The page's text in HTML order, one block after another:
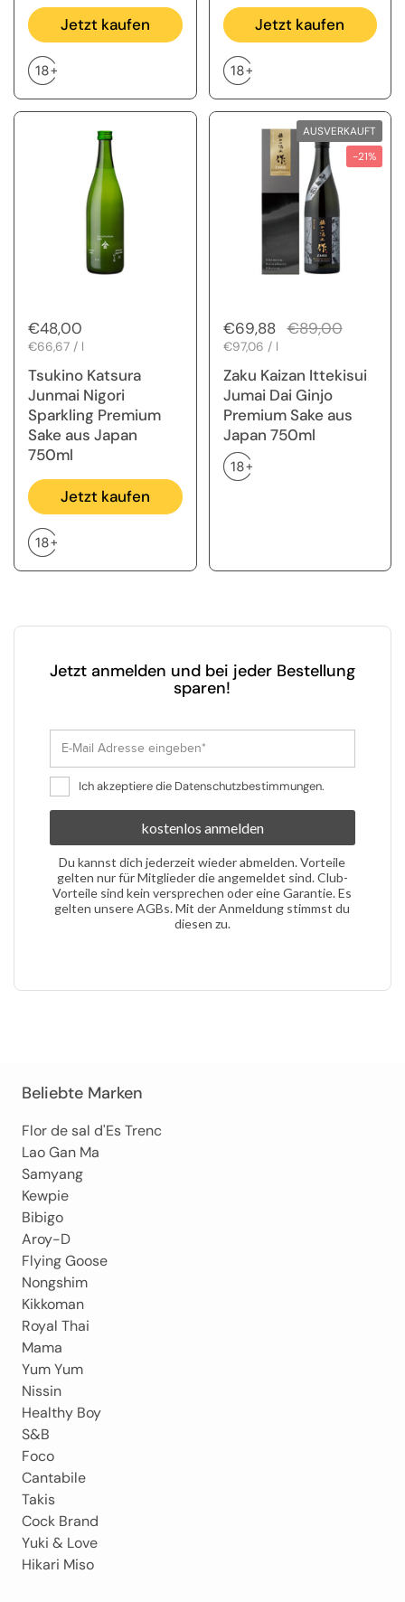
Jetzt kaufen Jetzt kaufen
Regulärer Preis
€48,00
Stückpreis
€66,67 / l
Tsukino Katsura
Junmai Nigori
Sparkling Premium
Sake aus Japan
750ml
Jetzt kaufen
Regulärer Preis
€69,88 Sale-Preis
€89,00
Stückpreis
€97,06 / l
Zaku Kaizan Ittekisui
Jumai Dai Ginjo
Premium Sake aus
Japan 750ml
AUSVERKAUFT
-21%
Jetzt anmelden und bei jeder Bestellung
sparen!
Ich akzeptiere die Datenschutzbestimmungen.
kostenlos anmelden
Du kannstdich jederzeit wieder abmelden.Vorteile
gelten nur fürMitgliederdieangemeldet sind.Club-
Vorteile sind kein versprechen oder eine Garantie. Es
gelten unsere AGBs.Mit derAnmeldung stimmst du
diesen zu.
Beliebte Marken
Flor de sal d'Es Trenc
Lao Gan Ma
Samyang
Kewpie
Bibigo
Aroy-D
Flying Goose
Nongshim
Kikkoman
Royal Thai
Mama
Yum Yum
Nissin
Healthy Boy
S&B
Foco
Cantabile
Takis
Cock Brand
Yuki & Love
Hikari Miso